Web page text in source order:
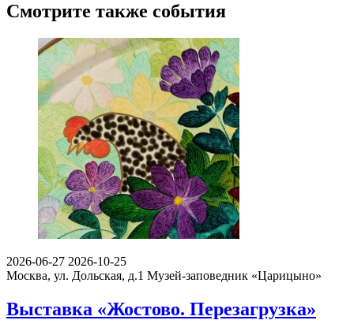
Смотрите также события
2026-06-27 2026-10-25
Москва, ул. Дольская, д.1 Музей-заповедник «Царицыно»
Выставка «Жостово. Перезагрузка»